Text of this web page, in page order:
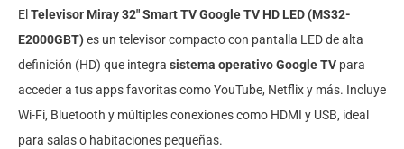
El Televisor Miray 32″ Smart TV Google TV HD LED (MS32-
E2000GBT)es un televisor compacto con pantalla LED de alta
definición (HD) que integra sistema operativo Google TV para
acceder a tus apps favoritas como YouTube, Netflix y más. Incluye
Wi-Fi, Bluetooth y múltiples conexiones como HDMI y USB, ideal
para salas o habitaciones pequeñas.